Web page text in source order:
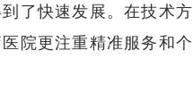
了快速发展。在技术方
院更注重精准服务和个